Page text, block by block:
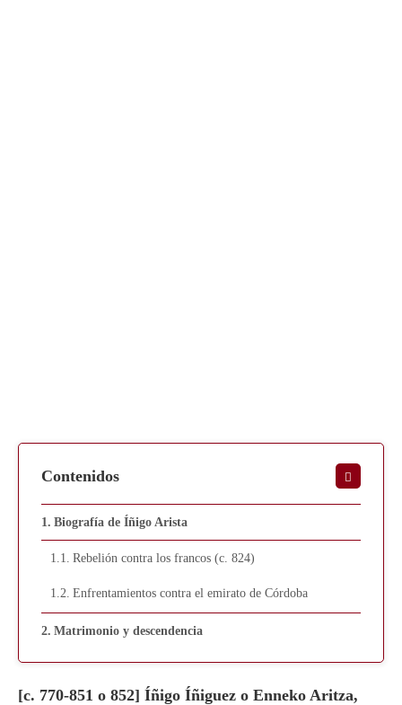
Contenidos
Biografía de Íñigo Arista
Rebelión contra los francos (c. 824)
Enfrentamientos contra el emirato de Córdoba
Matrimonio y descendencia
[c. 770-851 o 852] Íñigo Íñiguez o Enneko Aritza,